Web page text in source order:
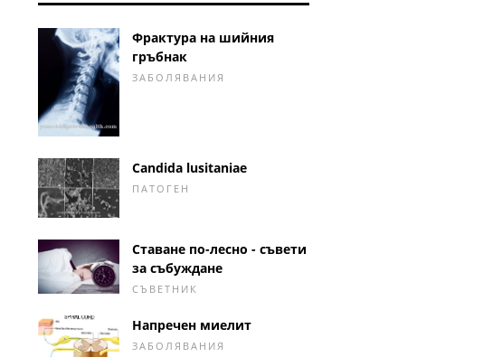
Фрактура на шийния
гръбнак
ЗАБОЛЯВАНИЯ
Candida lusitaniae
ПАТОГЕН
Ставане по-лесно - съвети
за събуждане
СЪВЕТНИК
Напречен миелит
ЗАБОЛЯВАНИЯ